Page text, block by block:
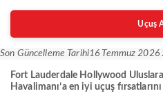
Uçuş
Son Güncelleme Tarihi16 Temmuz
Fort Lauderdale Hollywood
Havalimanı’a en iyi uçuş